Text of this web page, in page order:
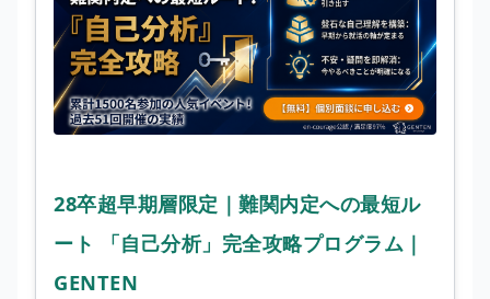
28卒超早期層限定｜難関内定への最短ル
ート 「自己分析」完全攻略プログラム｜
GENTEN